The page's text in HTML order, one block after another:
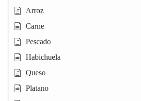
Arroz
Carne
Pescado
Habichuela
Queso
Platano